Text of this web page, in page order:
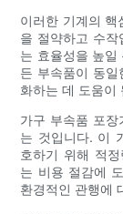
이러한 기계의 핵
을 절약하고 수
는 효율성을 높일
든 부속품이 동
화하는 데 도움이
가구 부속품 포
는 것입니다. 이
호하기 위해 적
는 비용 절감에
환경적인 관행에